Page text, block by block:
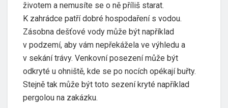
životem a nemusíte se o ně příliš starat.
K zahrádce patří dobré hospodaření s vodou.
Zásobna dešťové vody může být například
v podzemí, aby vám nepřekážela ve výhledu a
v sekání trávy. Venkovní posezení může být
odkryté u ohniště, kde se po nocích opékají buřty.
Stejně tak může být toto sezení kryté například
pergolou na zakázku.